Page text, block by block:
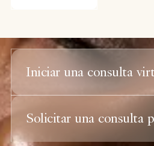
Iniciar una consulta
Solicitar una consulta